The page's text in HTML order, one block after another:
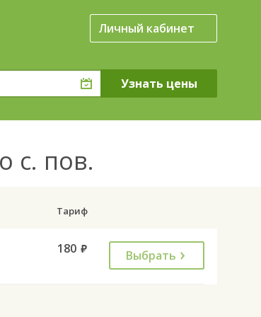
Личный кабинет
с. пов.
Тариф
180 руб. Выбрать